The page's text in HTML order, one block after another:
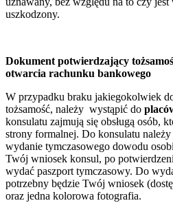
uszkodzony.
Dokument potwierdzający
otwarcia rachunku bankowego
W przypadku braku jakiegokolwiek
tożsamość, należy wystąpić do
konsulatu zajmują się obsługą osób,
strony formalnej. Do konsulatu należy
wydanie tymczasowego dowodu
Twój wniosek konsul, po
wydać paszport tymczasowy. Do
potrzebny będzie Twój wniosek
oraz jedna kolorowa fotografia.